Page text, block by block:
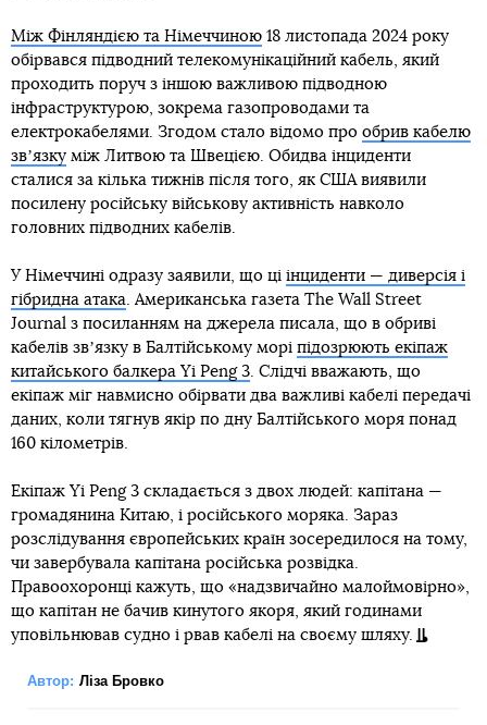
Між Фінляндією та Німеччиною 18 листопада 2024 року
обірвався підводний телекомунікаційний кабель, який
проходить поруч з іншою важливою підводною
інфраструктурою, зокрема газопроводами та
електрокабелями. Згодом стало відомо про обрив кабелю
звʼязку між Литвою та Швецією. Обидва інциденти
сталися за кілька тижнів після того, як США виявили
посилену російську військову активність навколо
головних підводних кабелів.
У Німеччині одразу заявили, що ці інциденти — диверсія і
гібридна атака . Американська газета The Wall Street
Journal з посиланням на джерела писала, що в обриві
кабелів звʼязку в Балтійському морі підозрюють екіпаж
китайського балкера Yi Peng 3 . Слідчі вважають, що
екіпаж міг навмисно обірвати два важливі кабелі передачі
даних, коли тягнув якір по дну Балтійського моря понад
160 кілометрів.
Екіпаж Yi Peng 3 складається з двох людей: капітана —
громадянина Китаю, і російського моряка. Зараз
розслідування європейських країн зосередилося на тому,
чи завербувала капітана російська розвідка.
Правоохоронці кажуть, що «надзвичайно малоймовірно»,
що капітан не бачив кинутого якоря, який годинами
уповільнював судно і рвав кабелі на своєму шляху.
Автор: Ліза Бровко